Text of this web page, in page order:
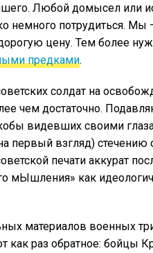
Любой домысел или
немного потрудиться.
цену. Тем более
предками.
солдат на
чем достаточно.
видевших своими
первый взгляд) стечению
печати аккурат
мЫшления» как
материалов военных
раз обратное: бойцы